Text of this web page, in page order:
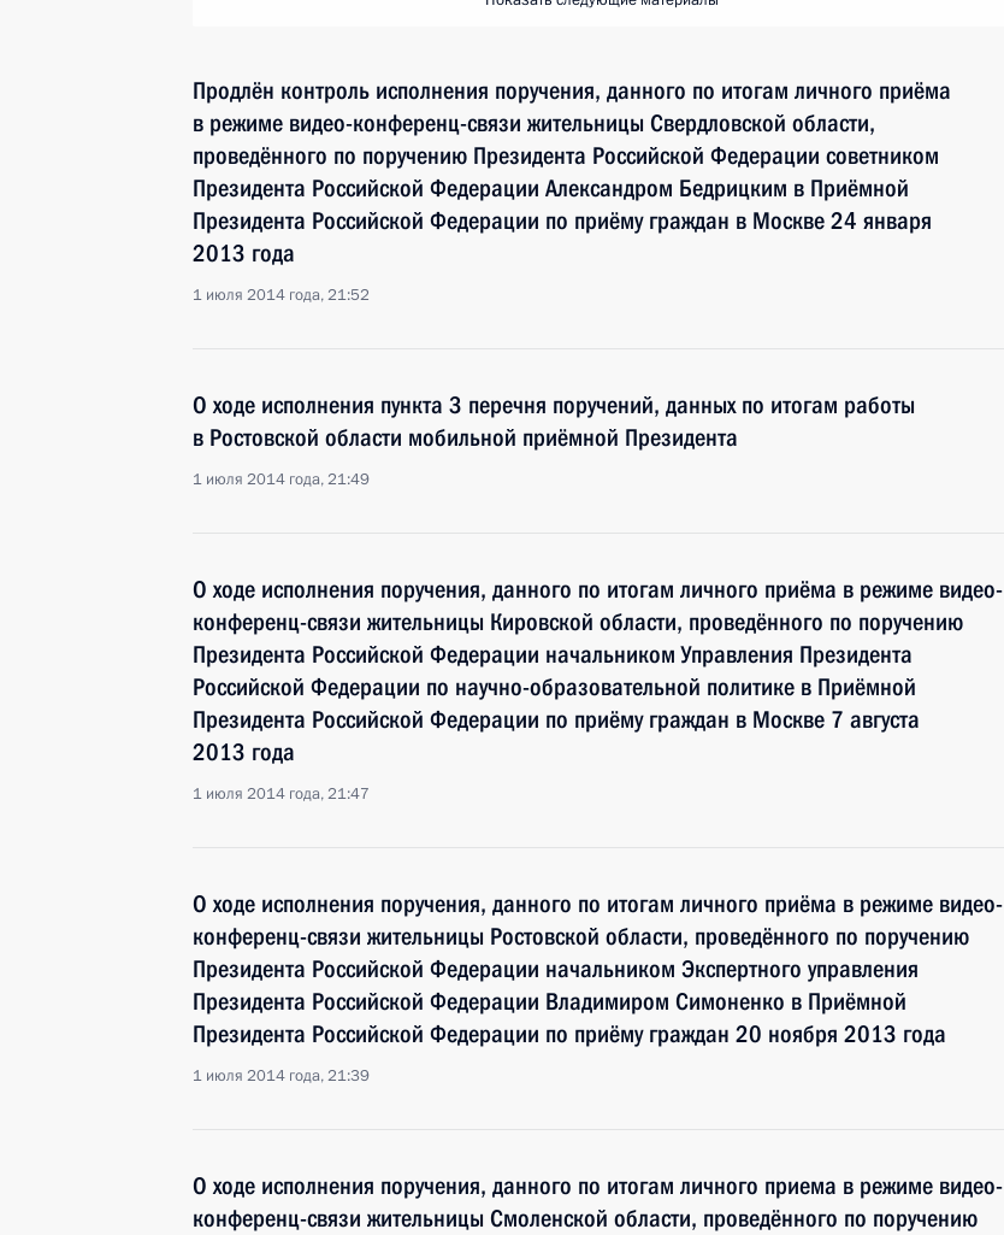
Продлён контроль исполнения поручения, данного по итогам личного приёма
в режиме видео-конференц-связи жительницы Свердловской области,
проведённого по поручению Президента Российской Федерации советником
Президента Российской Федерации Александром Бедрицким в Приёмной
Президента Российской Федерации по приёму граждан в Москве 24 января
2013 года
1 июля 2014 года, 21:52
О ходе исполнения пункта 3 перечня поручений, данных по итогам работы
в Ростовской области мобильной приёмной Президента
1 июля 2014 года, 21:49
О ходе исполнения поручения, данного по итогам личного приёма в режиме видео-
конференц-связи жительницы Кировской области, проведённого по поручению
Президента Российской Федерации начальником Управления Президента
Российской Федерации по научно-образовательной политике в Приёмной
Президента Российской Федерации по приёму граждан в Москве 7 августа
2013 года
1 июля 2014 года, 21:47
О ходе исполнения поручения, данного по итогам личного приёма в режиме видео-
конференц-связи жительницы Ростовской области, проведённого по поручению
Президента Российской Федерации начальником Экспертного управления
Президента Российской Федерации Владимиром Симоненко в Приёмной
Президента Российской Федерации по приёму граждан 20 ноября 2013 года
1 июля 2014 года, 21:39
О ходе исполнения поручения, данного по итогам личного приема в режиме видео-
конференц-связи жительницы Смоленской области, проведённого по поручению